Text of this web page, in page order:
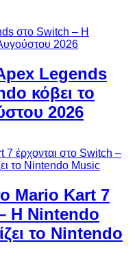
Legends
κόβει το
2026
Mario Kart 7
Η Nintendo
το Nintendo